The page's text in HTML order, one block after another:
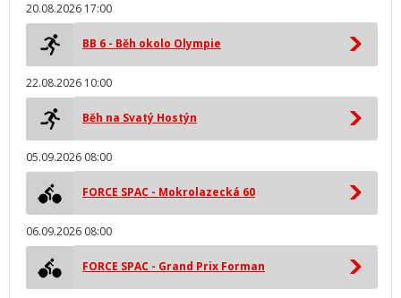
20.08.2026 17:00
BB 6 - Běh okolo Olympie
22.08.2026 10:00
Běh na Svatý Hostýn
05.09.2026 08:00
FORCE SPAC - Mokrolazecká 60
06.09.2026 08:00
FORCE SPAC - Grand Prix Forman